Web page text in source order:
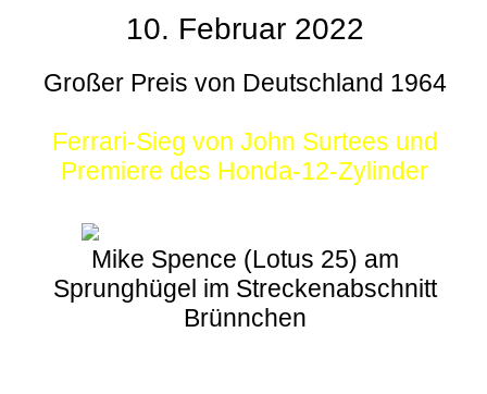
10. Februar 2022
Großer Preis von Deutschland 1964
Ferrari-Sieg von John Surtees und
Premiere des Honda-12-Zylinder
Mike Spence (Lotus 25) am
Sprunghügel im Streckenabschnitt
Brünnchen